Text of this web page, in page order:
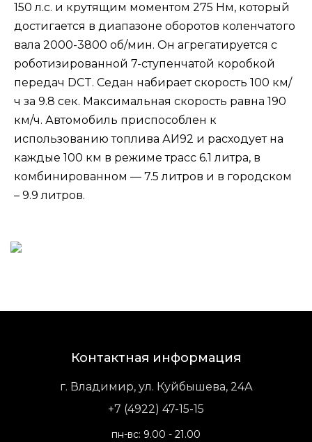
150 л.с. и крутящим моментом 275 Нм, который
достигается в диапазоне оборотов коленчатого
вала 2000-3800 об/мин. Он агрегатируется с
роботизированной 7-ступенчатой коробкой
передач DCT. Седан набирает скорость 100 км/
ч за 9.8 сек. Максимальная скорость равна 190
км/ч. Автомобиль приспособлен к
использованию топлива АИ92 и расходует на
каждые 100 км в режиме трасс 6.1 литра, в
комбинированном — 7.5 литров и в городском
– 9.9 литров.
Контактная информация
г. Владимир, ул. Куйбышева, 24А
+7 (4922) 47-15-15
пн-вс: 9.00 - 21.00